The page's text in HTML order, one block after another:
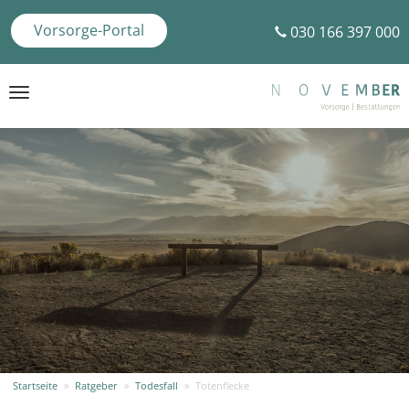
030 166 397 000
Vorsorge-Portal
Toggle
Startseite » Ratgeber » Todesfall » Totenflecke